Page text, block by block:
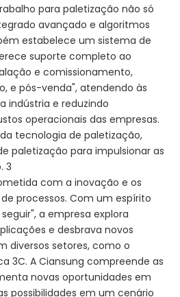
para paletização não só
avançado e algoritmos
estabelece um sistema de
suporte completo ao
e comissionamento,
e pós-venda", atendendo às
indústria e reduzindo
operacionais das empresas.
com a inovação e os
processos. Com um espírito
a empresa explora
e desbrava novos
diversos setores, como o
3C. A Ciansung compreende as
novas oportunidades em
possibilidades em um cenário